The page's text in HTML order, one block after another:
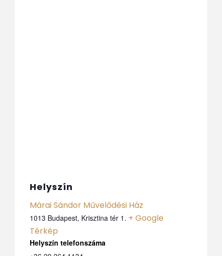
Helyszín
Márai Sándor Művelődési Ház
1013 Budapest, Krisztina tér 1. + Google
Térkép